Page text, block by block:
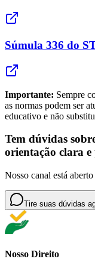
Súmula 336 do
Importante: Sempre
as normas podem ser
educativo e não
Tem dúvidas
orientação clara
Nosso canal está
Tire suas dúvidas
Nosso Direito